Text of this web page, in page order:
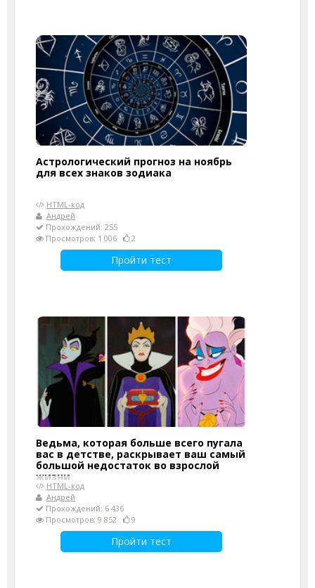
Астрологический прогноз на ноябрь
для всех знаков зодиака
HTML-код
Андрей
Прохождений: 255
Просмотров: 1 006
2
Пройти тест
Ведьма, которая больше всего пугала
вас в детстве, раскрывает ваш самый
большой недостаток во взрослой
жизни
HTML-код
Андрей
Прохождений: 6 436
Просмотров: 9 852
9
Пройти тест